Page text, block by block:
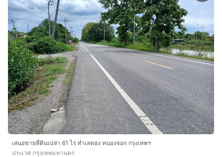
เสนอขายที่ดินเปล่า 61 ไร่ ทำเลทอง หนองจอก กรุงเทพฯ
ประเวศ กรุงเทพมหานคร